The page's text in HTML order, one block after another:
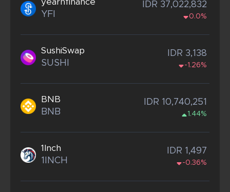
yearnfinance
YFI
IDR 37,022,832
0.0%
SushiSwap
SUSHI
IDR 3,138
-1.26%
BNB
BNB
IDR 10,740,251
1.44%
1Inch
1INCH
IDR 1,497
-0.36%